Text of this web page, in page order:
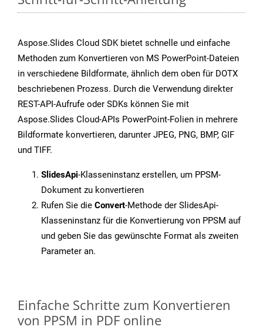
Aspose.Slides Cloud SDK bietet schnelle und einfache
Methoden zum Konvertieren von MS PowerPoint-Dateien
in verschiedene Bildformate, ähnlich dem oben für DOTX
beschriebenen Prozess. Durch die Verwendung direkter
REST-API-Aufrufe oder SDKs können Sie mit
Aspose.Slides Cloud-APIs PowerPoint-Folien in mehrere
Bildformate konvertieren, darunter JPEG, PNG, BMP, GIF
und TIFF.
SlidesApi-Klasseninstanz erstellen, um PPSM-
Dokument zu konvertieren
Rufen Sie die Convert-Methode der SlidesApi-
Klasseninstanz für die Konvertierung von PPSM auf
und geben Sie das gewünschte Format als zweiten
Parameter an.
Einfache Schritte zum Konvertieren
von PPSM in PDF online